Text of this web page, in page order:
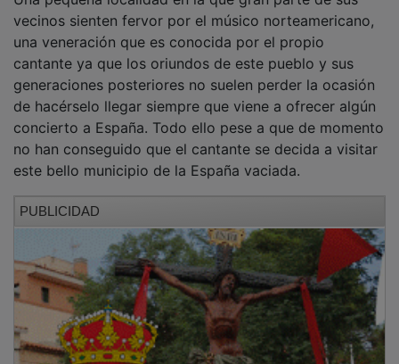
vecinos sienten fervor por el músico norteamericano,
una veneración que es conocida por el propio
cantante ya que los oriundos de este pueblo y sus
generaciones posteriores no suelen perder la ocasión
de hacérselo llegar siempre que viene a ofrecer algún
concierto a España. Todo ello pese a que de momento
no han conseguido que el cantante se decida a visitar
este bello municipio de la España vaciada.
PUBLICIDAD